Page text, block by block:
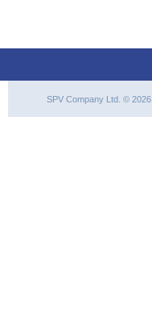
SPV Company Ltd. © 2026